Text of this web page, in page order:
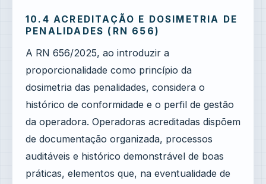
10.4 ACREDITAÇÃO E DOSIMETRIA DE
PENALIDADES (RN 656)
A RN 656/2025, ao introduzir a
proporcionalidade como princípio da
dosimetria das penalidades, considera o
histórico de conformidade e o perfil de gestão
da operadora. Operadoras acreditadas dispõem
de documentação organizada, processos
auditáveis e histórico demonstrável de boas
práticas, elementos que, na eventualidade de